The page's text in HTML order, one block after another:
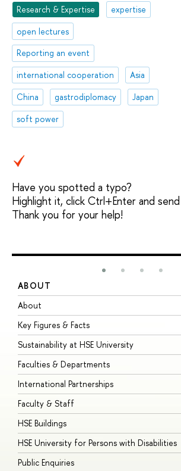
Research & Expertise
expertise
open lectures
Reporting an event
international cooperation
Asia
China
gastrodiplomacy
Japan
soft power
Have you spotted a typo?
Highlight it, click Ctrl+Enter and
Thank you for your help!
ABOUT
About
Key Figures & Facts
Sustainability at HSE University
Faculties & Departments
International Partnerships
Faculty & Staff
HSE Buildings
HSE University for Persons with Disabilities
Public Enquiries